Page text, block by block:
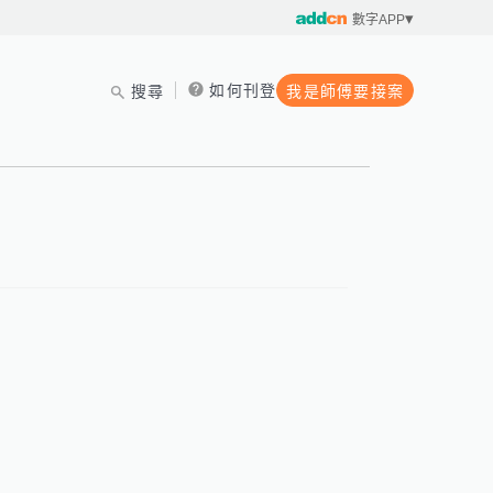
數字APP
搜尋 如何刊登 我是師傅要接案